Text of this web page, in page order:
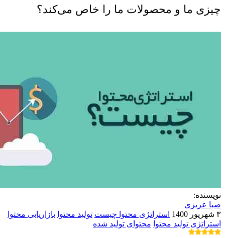
چیزی ما و محصولات ما را خاص می‌کند؟
نویسنده:
صبا عزیزی
۳ شهریور 1400
استراتژی محتوا چیست تولید محتوا بازاریابی محتوا
استراتژی تولید محتوا محتوای تولید شده